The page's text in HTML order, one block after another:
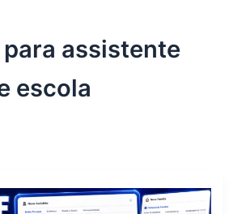
assistente
escola